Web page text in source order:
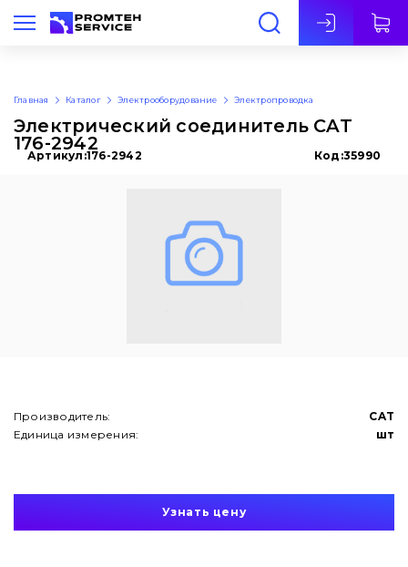
Рус
Главная Каталог Электрооборудование Электропроводка
Электрический соединитель CAT
176-2942
Артикул:176-2942 Код:35990
Производитель:
CAT
Единица измерения:
шт
Узнать цену